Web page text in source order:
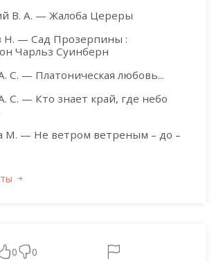
В. А. — Жалоба Цереры
Н. — Сад Прозерпины :
Чарльз Суинберн
С. — Платоническая любовь...
С. — Кто знает край, где небо
М. — Не ветром ветреным – до –
0 0